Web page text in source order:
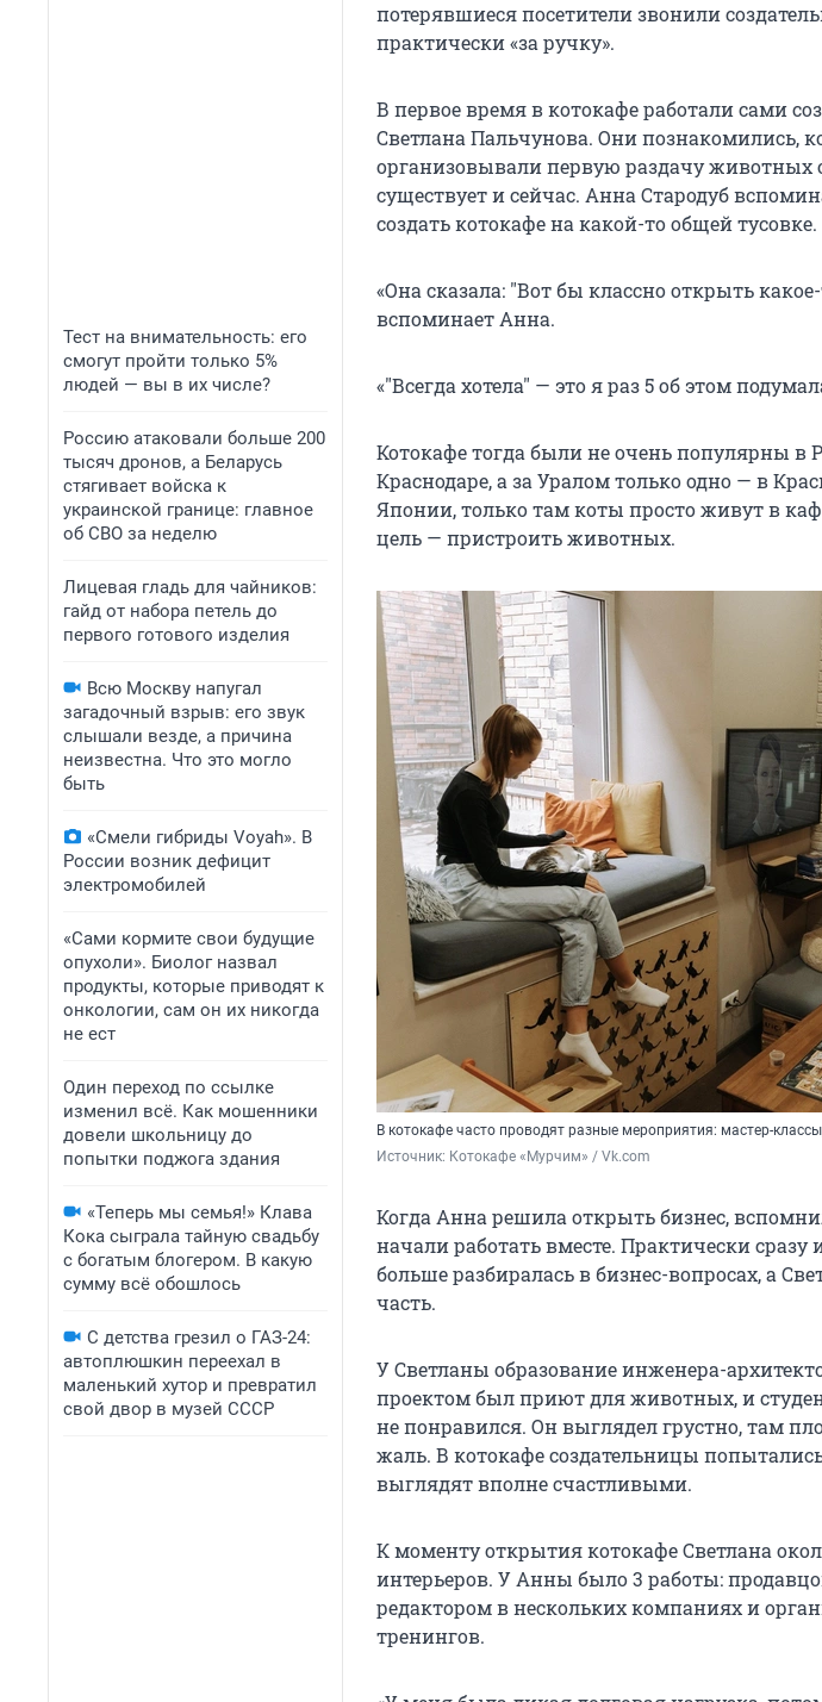
Тест на внимательность: его
смогут пройти только 5%
людей — вы в их числе?
Россию атаковали больше 200
тысяч дронов, а Беларусь
стягивает войска к
украинской границе: главное
об СВО за неделю
Лицевая гладь для чайников:
гайд от набора петель до
первого готового изделия
Всю Москву напугал
загадочный взрыв: его звук
слышали везде, а причина
неизвестна. Что это могло
быть
«Смели гибриды Voyah». В
России возник дефицит
электромобилей
«Сами кормите свои будущие
опухоли». Биолог назвал
продукты, которые приводят к
онкологии, сам он их никогда
не ест
Один переход по ссылке
изменил всё. Как мошенники
довели школьницу до
попытки поджога здания
«Теперь мы семья!» Клава
Кока сыграла тайную свадьбу
с богатым блогером. В какую
сумму всё обошлось
С детства грезил о ГАЗ-24:
автоплюшкин переехал в
маленький хутор и превратил
свой двор в музей СССР
потерявшиеся посетители звонили
практически «за ручку».
В первое время в котокафе работали сами
Светлана Пальчунова. Они познакомились,
организовывали первую раздачу животных
существует и сейчас. Анна Стародуб
создать котокафе на какой-то общей тусовке.
«Она сказала: "Вот бы классно открыть какое-
вспоминает Анна.
«"Всегда хотела" — это я раз 5 об этом
Котокафе тогда были не очень популярны
Краснодаре, а за Уралом только одно — в
Японии, только там коты просто живут в
цель — пристроить животных.
В котокафе часто проводят разные мероприятия: мастер-
Источник: Котокафе «Мурчим» / Vk.com
Когда Анна решила открыть бизнес,
начали работать вместе. Практически сразу
больше разбиралась в бизнес-вопросах, а
часть.
У Светланы образование инженера-
проектом был приют для животных, и
не понравился. Он выглядел грустно, там
жаль. В котокафе создательницы
выглядят вполне счастливыми.
К моменту открытия котокафе Светлана
интерьеров. У Анны было 3 работы:
редактором в нескольких компаниях и
тренингов.